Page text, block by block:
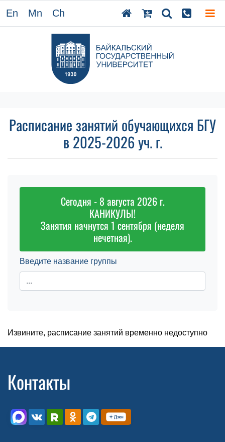
En Mn Ch
Расписание занятий обучающихся БГУ
в 2025-2026 уч. г.
Сегодня - 8 августа 2026 г.
КАНИКУЛЫ!
Занятия начнутся 1 сентября (неделя
нечетная).
Введите название группы
Извините, расписание занятий временно недоступно
Контакты